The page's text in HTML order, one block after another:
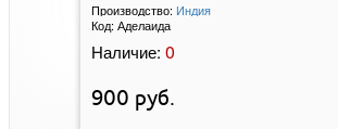
Производство: Индия
Код: Аделаида
Наличие: 0
900 руб.